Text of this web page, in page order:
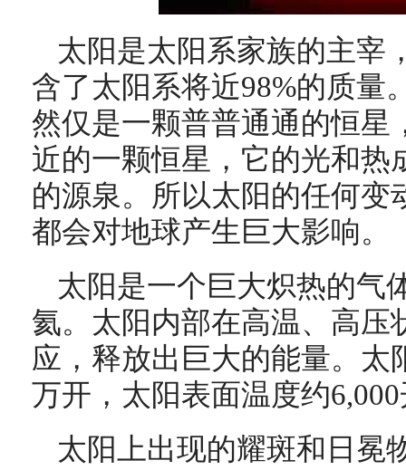
太阳是太阳系家族的主宰
含了太阳系将近98%的质量
然仅是一颗普普通通的恒星
近的一颗恒星，它的光和热
的源泉。所以太阳的任何变
都会对地球产生巨大影响。
太阳是一个巨大炽热的气
氦。太阳内部在高温、高压
应，释放出巨大的能量。太
万开，太阳表面温度约
太阳上出现的耀斑和日冕